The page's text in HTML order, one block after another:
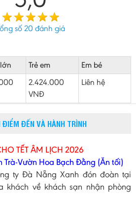
số20 đánh giá
Trẻ em
Em bé
2.424.000
VNĐ
Liên hệ
ĐIỂM ĐẾN VÀ HÀNH TRÌNH
TẾT ÂM LỊCH 2026
Trà-Vườn Hoa Bạch Đằng (Ăn tối)
ty Đà Nẵng Xanh đón đoàn tại
về khách sạn nhận phòng